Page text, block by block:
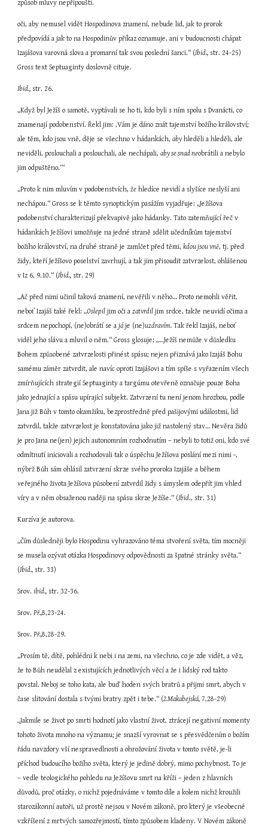
způsob mluvy nepřipouští.
oči, aby nemusel vidět Hospodinova znamení, nebude lid, jak to prorok
předpovídá a jak to na Hospodinův příkaz oznamuje, ani v budoucnosti chápat
Izajášova varovná slova a promarní tak svou poslední šanci.“ (Ibid., str. 24-25)
Gross text Septuaginty doslovně cituje.
Ibid., str. 26.
„Když byl Ježíš o samotě, vyptávali se ho ti, kdo byli s ním spolu s Dvanácti, co
znamenají podobenství. Řekl jim: ‚Vám je dáno znát tajemství božího království;
ale těm, kdo jsou vně, děje se všechno v hádankách, aby hleděli a hleděli, ale
neviděli, poslouchali a poslouchali, ale nechápali, aby se snad neobrátili a nebylo
jim odpuštěno.‘“
„Proto k nim mluvím v podobenstvích, že hledíce nevidí a slyšíce neslyší ani
nechápou.“ Gross se k těmto synoptickým pasážím vyjadřuje: „Ježíšova
podobenství charakterizují překvapivě jako hádanky. Tato zatemňující řeč v
hádankách Ježíšovi umožňuje na jedné straně sdělit učedníkům tajemství
božího království, na druhé straně je zamlčet před těmi, kdou jsou vně, tj. před
židy, kteří Ježíšovo poselství zavrhují, a tak jim přisoudit zatvrzelost, ohlášenou
v Iz 6, 9.10.“ (Ibid., str. 29)
„Ač před nimi učinil taková znamení, nevěřili v něho… Proto nemohli věřit,
neboť Izajáš také řekl: „Oslepil jim oči a zatvrdil jim srdce, takže neuvidí očima a
srdcem nepochopí, (ne)obrátí se a já je (ne)uzdravím. Tak řekl Izajáš, neboť
viděl jeho slávu a mluvil o něm.“ Gross glosuje: „…Ježíš nemůže v důsledku
Bohem způsobené zatvrzelosti přinést spásu; nejen přiznává jako Izajáš Bohu
samému záměr zatvrdit, ale navíc oproti Izajášovi a tím spíše s vyřazením všech
zmírňujících strategií Septuaginty a targúmu otevřeně označuje pouze Boha
jako jednající a spásu upírající subjekt. Zatvrzení tu není jenom hrozbou, podle
Jana již Bůh v tomto okamžiku, bezprostředně před pašijovými událostmi, lid
zatvrdil, takže zatvrzelost je konstatována jako již nastolený stav… Nevěra židů
je pro Jana ne(jen) jejich autonomním rozhodnutím – nebyli to totiž oni, kdo své
odmítnutí iniciovali a rozhodovali tak o úspěchu Ježíšova poslání mezi nimi -,
nýbrž Bůh sám ohlásil zatvrzení skrze svého proroka Izajáše a během
veřejného života Ježíšova působení zatvrdil židy s úmyslem odepřít jim vhled
víry a v něm obsaženou naději na spásu skrze Ježíše.“ (Ibid., str. 31)
Kurzíva je autorova.
„Čím důsledněji bylo Hospodinu vyhrazováno téma stvoření světa, tím mocněji
se musela ozývat otázka Hospodinovy odpovědnosti za špatné stránky světa.“
(Ibid., str. 33)
Srov. ibid., str. 32-36.
Srov. Př.,8,23-24.
Srov. Př.,8,28-29.
„Prosím tě, dítě, pohlédni k nebi i na zemi, na všechno, co je zde vidět, a věz,
že to Bůh neudělal z existujících jednotlivých věcí a že i lidský rod takto
povstal. Neboj se toho kata, ale buď hoden svých bratrů a přijmi smrt, abych v
čase slitování dostala s tvými bratry zpět i tebe.“ (2.Makabejská, 7,28-29)
„Jakmile se život po smrti hodnotí jako vlastní život, ztrácejí negativní momenty
tohoto života mnoho na významu; je snazší vyrovnat se s přesvědčením o božím
řádu navzdory vší nespravedlnosti a ohrožování života v tomto světě, je-li
příchod budoucího božího světa, který je jedině dobrý, mimo pochybnost. To je
– vedle teologického pohledu na Ježíšovu smrt na kříži – jeden z hlavních
důvodů, proč otázky, o nichž pojednáváme v tomto díle a kolem nichž kroužili
starozákonní autoři, už prostě nejsou v Novém zákoně, pro který je všeobecné
vzkříšení z mrtvých samozřejmostí, tímto způsobem kladeny. V Novém zákoně